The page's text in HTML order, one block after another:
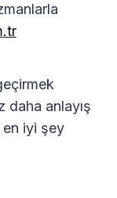
daha anlayış
iyi şey